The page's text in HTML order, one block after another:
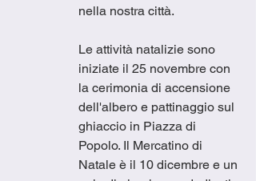
nella nostra città.
Le attività natalizie sono
iniziate il 25 novembre con
la cerimonia di accensione
dell'albero e pattinaggio sul
ghiaccio in Piazza di
Popolo. Il Mercatino di
Natale è il 10 dicembre e un